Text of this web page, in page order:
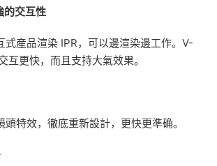
的交互性
式産品渲染 IPR，可以邊渲染邊工作。V-
互更快，而且支持大氣效果。
特效，徹底重新設計，更快更準确。